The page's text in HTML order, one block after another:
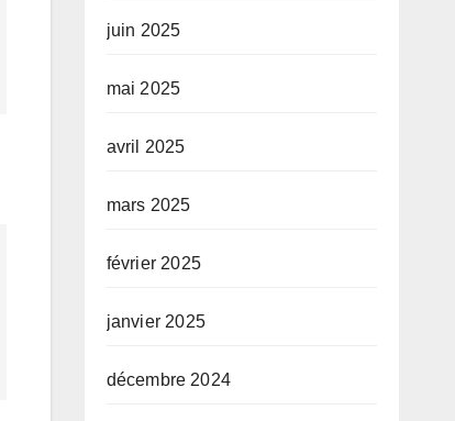
juin 2025
mai 2025
avril 2025
mars 2025
février 2025
janvier 2025
décembre 2024